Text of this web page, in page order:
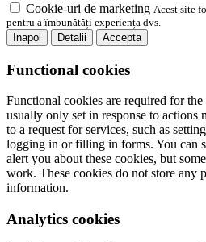
Cookie-uri de marketing Acest site
pentru a îmbunătăți experiența dvs.
Inapoi
Detalii Accepta
Functional cookies
Functional cookies are required for
usually only set in response to actions
to a request for services, such as
logging in or filling in forms. You can
alert you about these cookies, but
work. These cookies do not store any
information.
Analytics cookies